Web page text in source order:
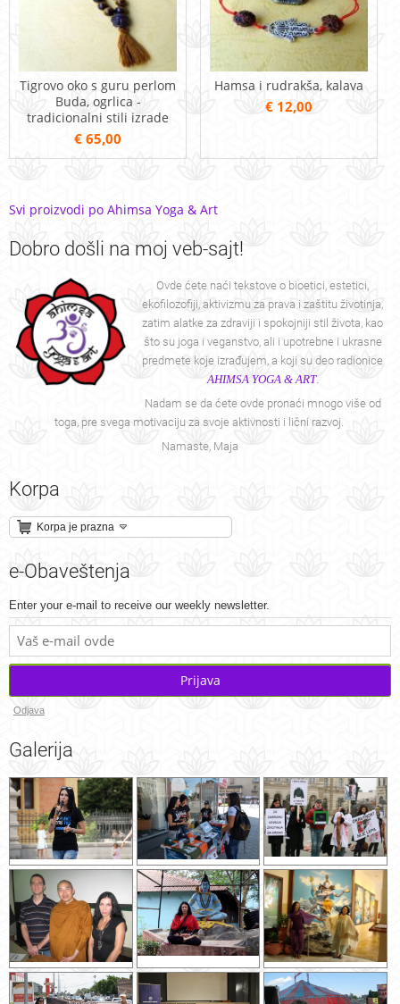
Tigrovo oko s guru perlom
Buda, ogrlica -
tradicionalni stili izrade
€ 65,00
Hamsa i rudrakša, kalava
€ 12,00
Svi proizvodi po Ahimsa Yoga & Art
Dobro došli na moj veb-sajt!
Ovde ćete naći tekstove o bioetici, estetici,
ekofilozofiji, aktivizmu za prava i zaštitu životinja,
zatim alatke za zdraviji i spokojniji stil života, kao
što su joga i veganstvo, ali i upotrebne i ukrasne
predmete koje izrađujem, a koji su deo radionice
AHIMSA YOGA & ART.
Nadam se da ćete ovde pronaći mnogo više od
toga, pre svega motivaciju za svoje aktivnosti i lični razvoj.
Namaste, Maja
Korpa
Korpa je prazna
e-Obaveštenja
Enter your e-mail to receive our weekly newsletter.
Prijava
Odjava
Galerija